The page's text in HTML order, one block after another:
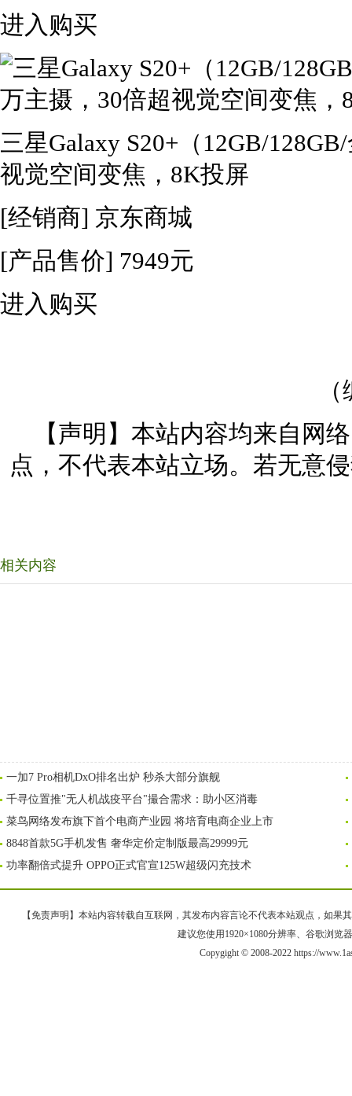
进入购买
三星Galaxy S20+（12GB/
视觉空间变焦，8K投屏
[经销商] 京东商城
[产品售价] 7949元
进入购买
【声明】本站内容均来自网
点，不代表本站立场。若无意
相关内容
一加7 Pro相机DxO排名出炉 秒杀大部分旗舰
千寻位置推"无人机战疫平台"撮合需求：助小区消毒
菜鸟网络发布旗下首个电商产业园 将培育电商企业上市
8848首款5G手机发售 奢华定价定制版最高29999元
功率翻倍式提升 OPPO正式官宣125W超级闪充技术
【免责声明】本站内容转载自互联网，其发布内容言论不代表本站观点，如果
建议您使用1920×1080分辨率、谷歌浏览
Copygight © 2008-2022 https://